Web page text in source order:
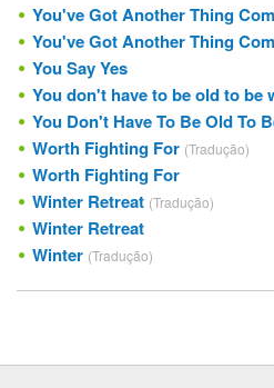
You've Got Another Thing
You've Got Another Thing
You Say Yes
You don't have to be old to be
You Don't Have To Be Old To
Worth Fighting For (Tradução)
Worth Fighting For
Winter Retreat (Tradução)
Winter Retreat
Winter (Tradução)